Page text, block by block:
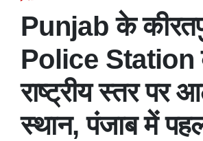
Punjab के
Police Station
राष्ट्रीय स्तर पर
स्थान, पंजाब में